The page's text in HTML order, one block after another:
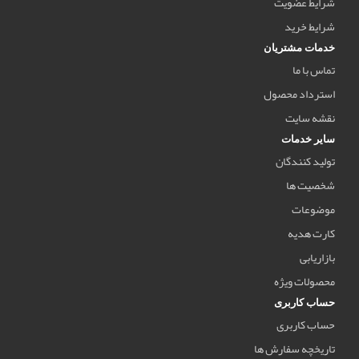
شرایط خرید
خدمات مشتریان
تماس با ما
استرداد محصول
نقشه سایت
سایر خدمات
تولید کنندگان
شخصیت ها
موضوعات
کارت هدیه
بازاریابی
محصولات ویژه
حساب کاربری
حساب کاربری
تاریخچه سفارش ها